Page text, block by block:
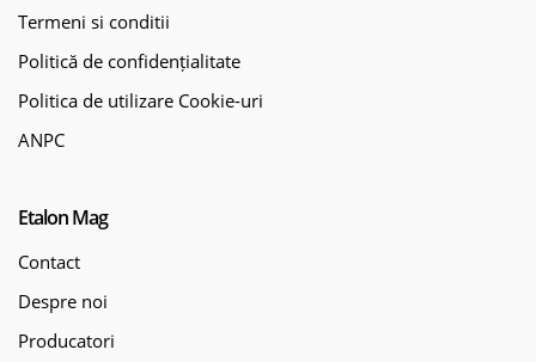
Termeni si conditii
Politică de confidențialitate
Politica de utilizare Cookie-uri
ANPC
Etalon Mag
Contact
Despre noi
Producatori